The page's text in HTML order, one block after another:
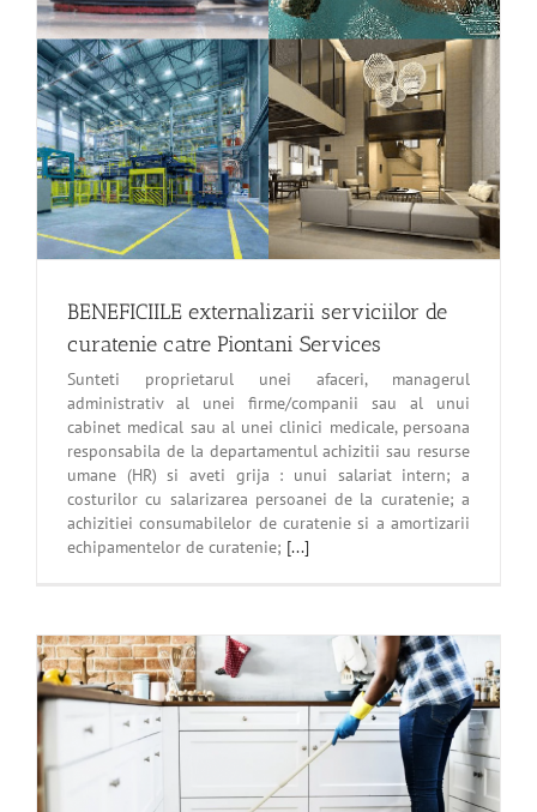
BENEFICIILE externalizarii serviciilor de
curatenie catre Piontani Services
Sunteti proprietarul unei afaceri, managerul
administrativ al unei firme/companii sau al unui
cabinet medical sau al unei clinici medicale, persoana
responsabila de la departamentul achizitii sau resurse
umane (HR) si aveti grija : unui salariat intern; a
costurilor cu salarizarea persoanei de la curatenie; a
achizitiei consumabilelor de curatenie si a amortizarii
echipamentelor de curatenie; [...]